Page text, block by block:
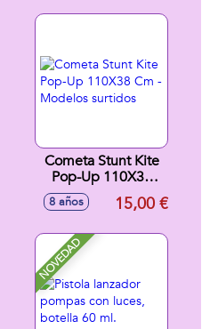
Cometa Stunt Kite
Pop-Up 110X38
Cm - Modelos
surtidos
8 años 15,00 €
NOVEDAD